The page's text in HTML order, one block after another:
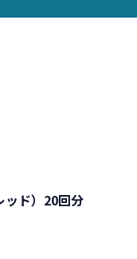
ッド）20回分